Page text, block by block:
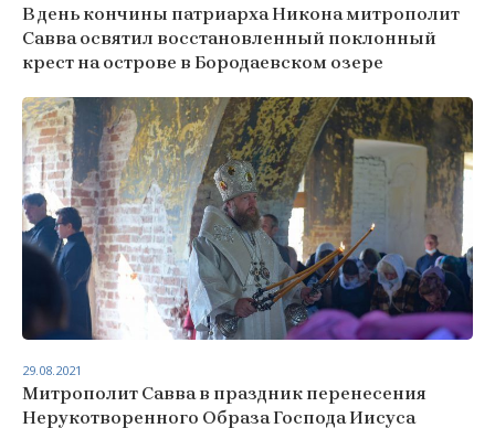
В день кончины патриарха Никона митрополит
Савва освятил восстановленный поклонный
крест на острове в Бородаевском озере
Митрополит Савва в праздник перенесения
Нерукотворенного Образа Господа Иисуса
29.08.2021